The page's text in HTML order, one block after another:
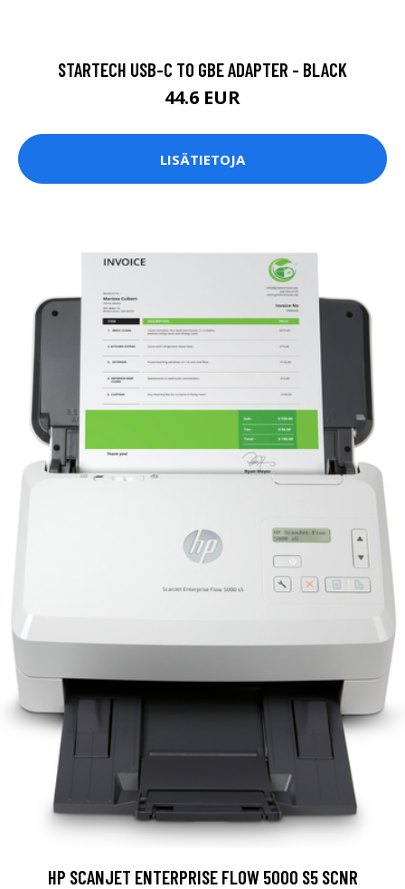
STARTECH USB-C TO GBE ADAPTER - BLACK
44.6 EUR
LISÄTIETOJA
HP SCANJET ENTERPRISE FLOW 5000 S5 SCNR